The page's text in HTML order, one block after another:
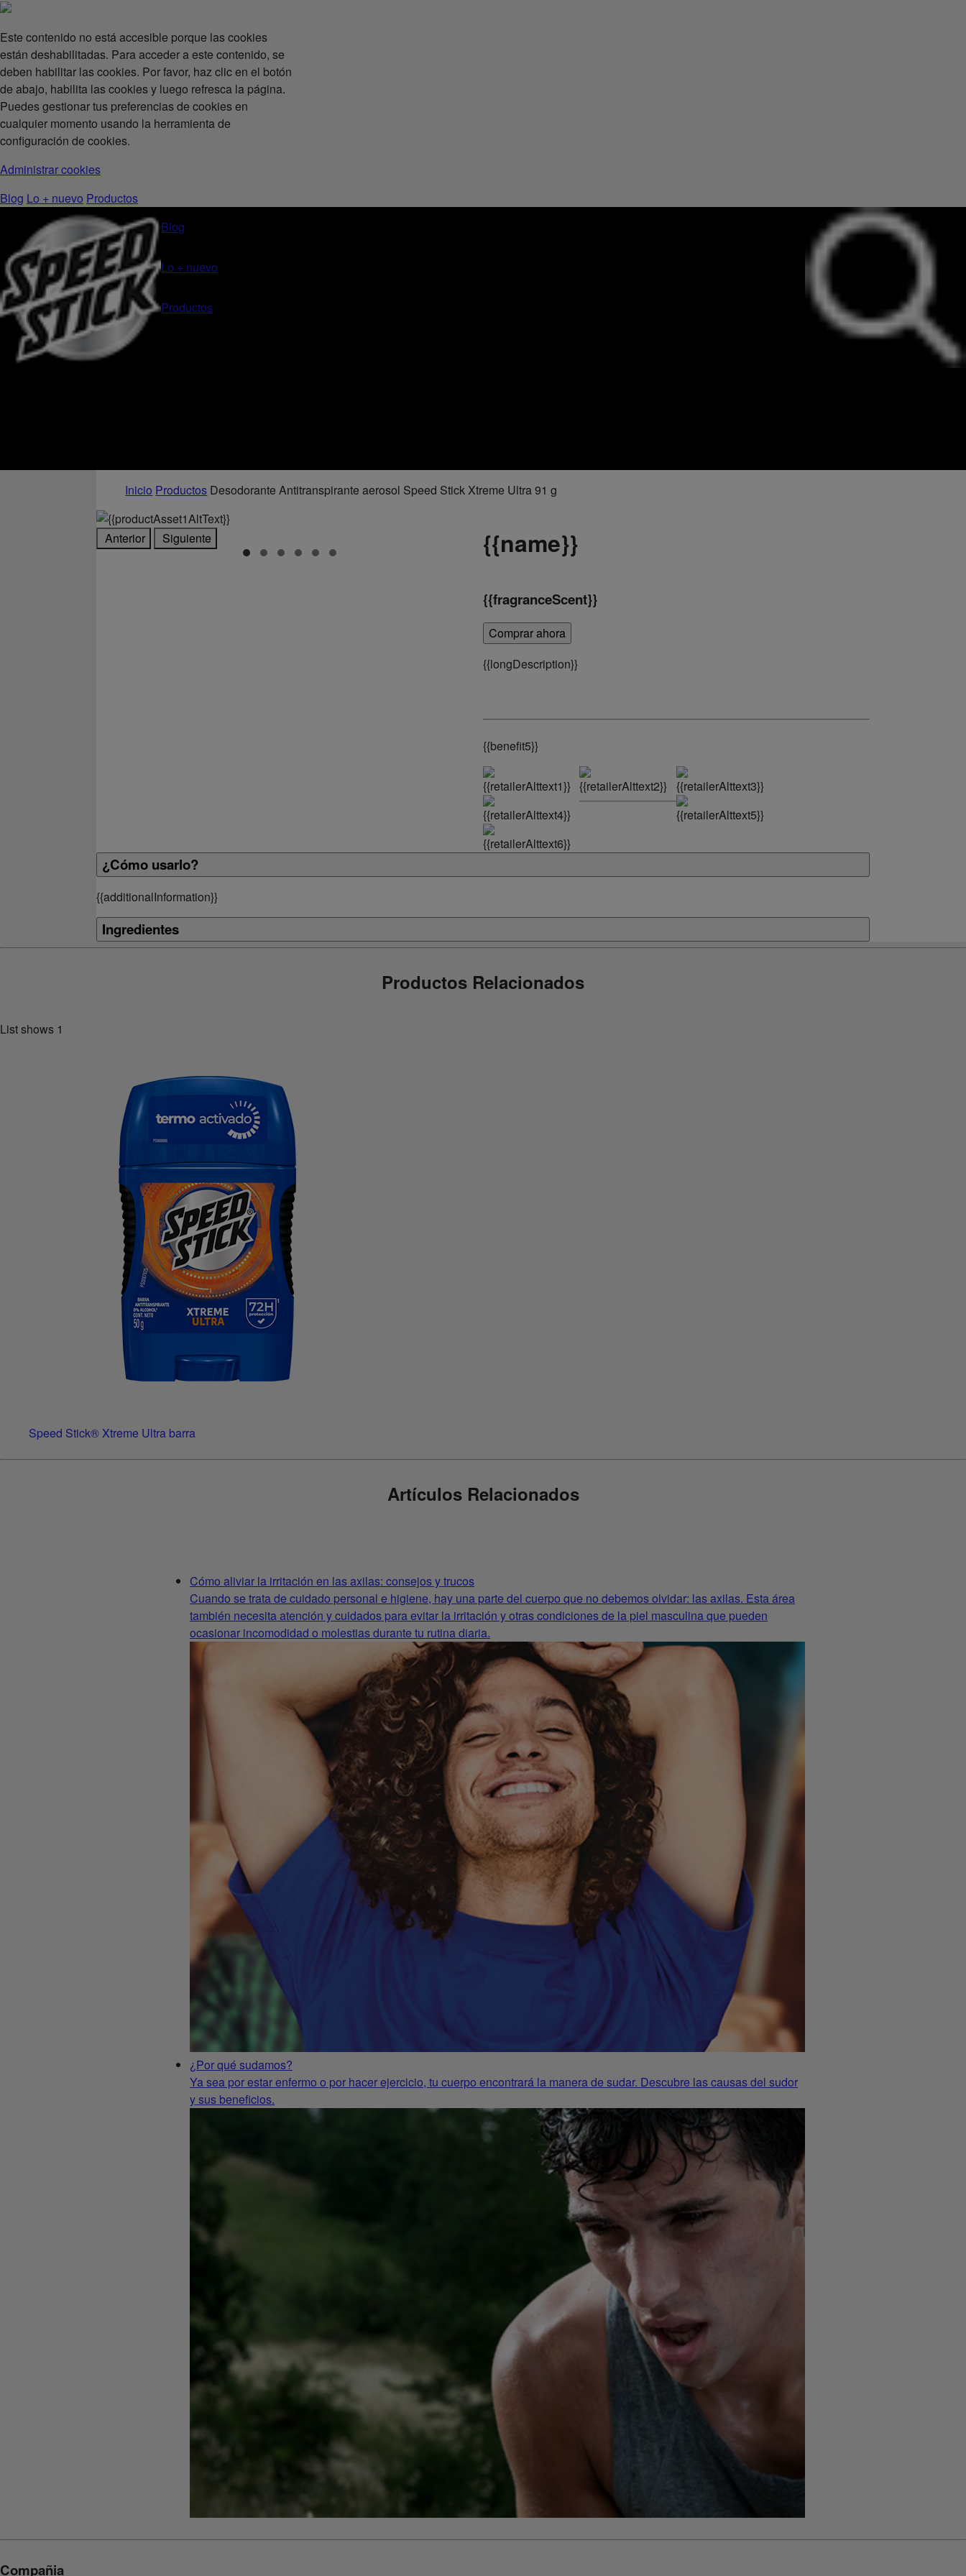
Este contenido no está accesible porque las cookies
están deshabilitadas. Para acceder a este contenido, se
deben habilitar las cookies. Por favor, haz clic en el botón
de abajo, habilita las cookies y luego refresca la página.
Puedes gestionar tus preferencias de cookies en
cualquier momento usando la herramienta de
configuración de cookies.
Administrar cookies
Blog Lo + nuevo Productos
Blog
Lo + nuevo
Productos
Inicio Productos Desodorante Antitranspirante aerosol Speed Stick Xtreme Ultra 91 g
Anterior Siguiente {{name}}
{{fragranceScent}}
Comprar ahora
{{longDescription}}
{{benefit5}}
¿Cómo usarlo?
{{additionalInformation}}
Ingredientes
Productos Relacionados
List shows 1
Speed Stick® Xtreme Ultra barra
Artículos Relacionados
Cómo aliviar la irritación en las axilas: consejos y trucos
Cuando se trata de cuidado personal e higiene, hay una parte del cuerpo que no debemos olvidar: las axilas. Esta área
también necesita atención y cuidados para evitar la irritación y otras condiciones de la piel masculina que pueden
ocasionar incomodidad o molestias durante tu rutina diaria.
¿Por qué sudamos?
Ya sea por estar enfermo o por hacer ejercicio, tu cuerpo encontrará la manera de sudar. Descubre las causas del sudor
y sus beneficios.
Compañia